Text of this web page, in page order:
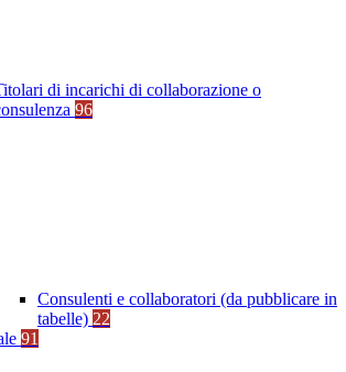
di incarichi di collaborazione o
96
Consulenti e collaboratori (da pubblicare in
tabelle) 22
91